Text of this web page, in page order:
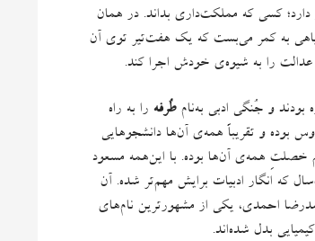
دارد؛ کسی که مملکت‌داری بداند.در همان
به کمر می‌بست که یک هفت‌تیر توی آن
عدالت را به شیوه‌ی خودش اجرا کند.
بودند و جُنگی ادبی به‌نامطُرفه را به راه
بوده و تقریباً همه‌ی آن‌ها دانشجوهایی
هم خصلتِ همه‌ی آن‌ها بوده. با این‌همه مسعود
که انگار ادبیات برایش مهم‌تر شده. آن
احمدی، یکی از مشهورترین نام‌های
بدل شده‌اند.